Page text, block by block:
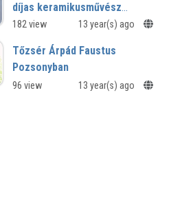
díjas keramikusművész
kiállításának megnyitója
182 view 13 year(s) ago
Tőzsér Árpád Faustus
Pozsonyban
96 view 13 year(s) ago